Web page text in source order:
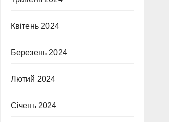
Квітень 2024
Березень 2024
Лютий 2024
Січень 2024